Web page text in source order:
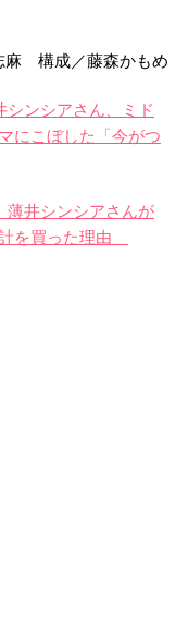
麻 構成／藤森かもめ
シンシアさん、ミド
にこぼした「今がつ
薄井シンシアさんが
を買った理由